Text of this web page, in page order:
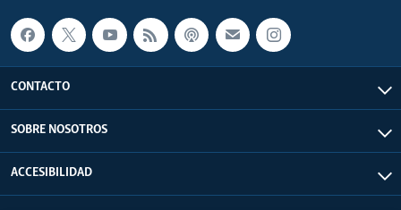
CONTACTO
SOBRE NOSOTROS
ACCESIBILIDAD